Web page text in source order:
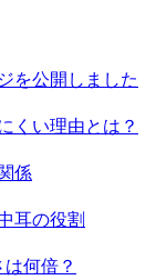
を公開しました
くい理由とは？
係
耳の役割
何倍？